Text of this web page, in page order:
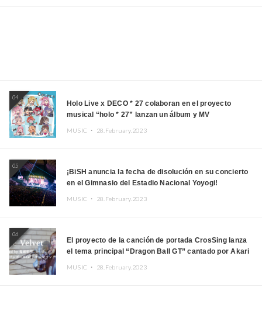
04
Holo Live x DECO * 27 colaboran en el proyecto
musical “holo * 27” lanzan un álbum y MV
MUSIC ・ 28.February.2023
05
¡BiSH anuncia la fecha de disolución en su concierto
en el Gimnasio del Estadio Nacional Yoyogi!
MUSIC ・ 28.February.2023
06
El proyecto de la canción de portada CrosSing lanza
el tema principal “Dragon Ball GT” cantado por Akari
MUSIC ・ 28.February.2023